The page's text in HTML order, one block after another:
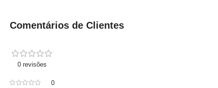
Comentários de Clientes
0 revisões
0